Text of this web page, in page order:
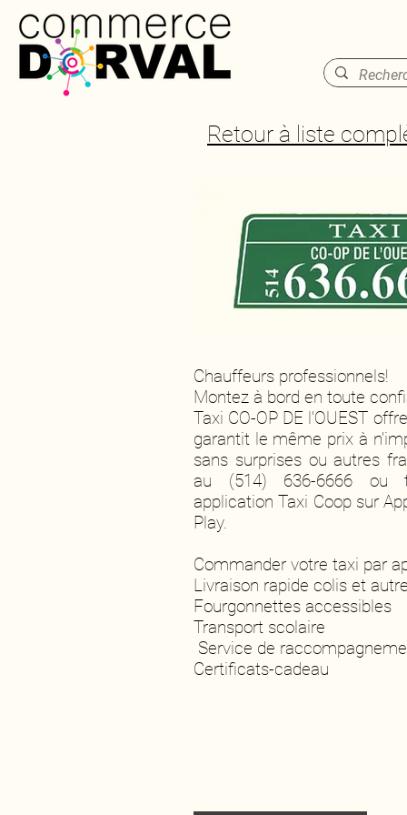
Retour à liste
Chauffeurs professionnels!
Montez à bord en toute
Taxi CO-OP DE l’OUEST
garantit le même prix à
sans surprises ou autres
au (514) 636-6666 ou
application Taxi Coop sur
Play.
Commander votre taxi par
Livraison rapide colis et
Fourgonnettes accessibles
Transport scolaire
Service de
Certificats-cadeau